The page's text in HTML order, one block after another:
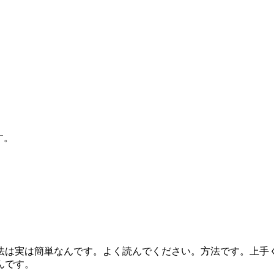
実は簡単なんです。よく読んでください。方法です。上
す。